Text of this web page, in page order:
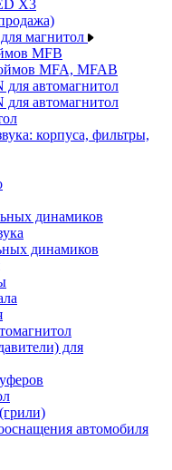
X3
магнитол
MFB
MFA, MFAB
автомагнитол
автомагнитол
корпуса, фильтры,
динамиков
динамиков
для
автомобиля